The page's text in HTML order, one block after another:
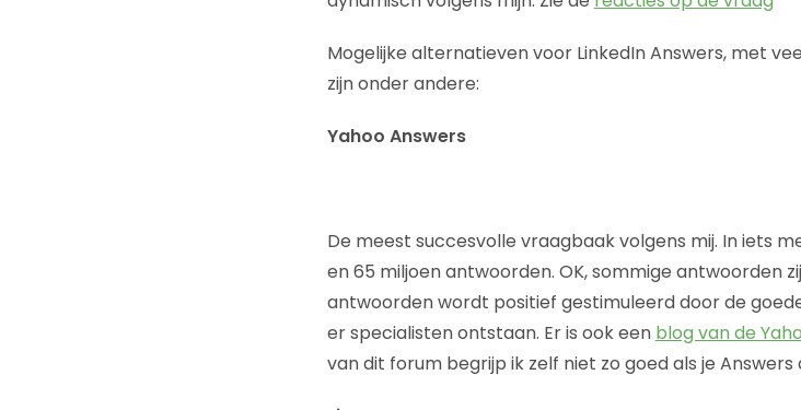
Mogelijke alternatieven voor LinkedIn Answers, met
zijn onder andere:
Yahoo Answers
De meest succesvolle vraagbaak volgens mij. In iets
en 65 miljoen antwoorden. OK, sommige antwoorden
antwoorden wordt positief gestimuleerd door de
er specialisten ontstaan. Er is ook een blog van de
van dit forum begrijp ik zelf niet zo goed als je Answers